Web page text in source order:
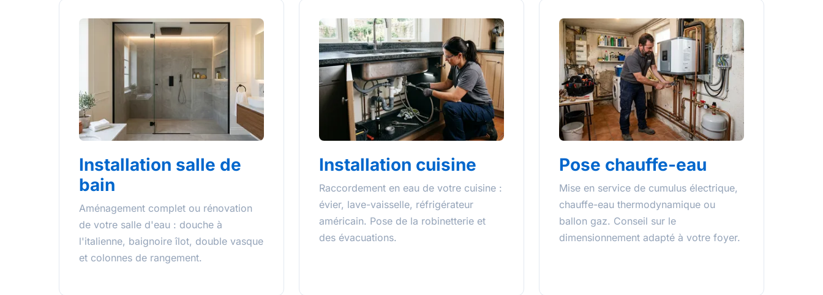
Installation salle de
bain
Aménagement complet ou rénovation
de votre salle d'eau : douche à
l'italienne, baignoire îlot, double vasque
et colonnes de rangement.
Installation cuisine
Raccordement en eau de votre cuisine :
évier, lave-vaisselle, réfrigérateur
américain. Pose de la robinetterie et
des évacuations.
Pose chauffe-eau
Mise en service de cumulus électrique,
chauffe-eau thermodynamique ou
ballon gaz. Conseil sur le
dimensionnement adapté à votre foyer.